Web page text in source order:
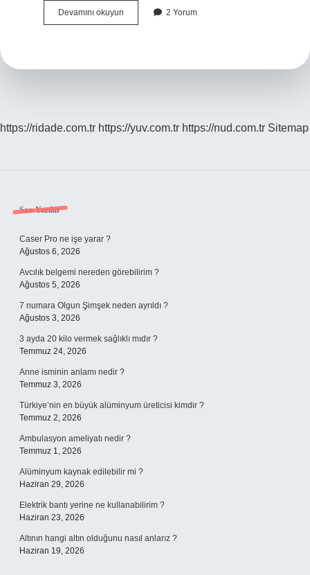
Devamını okuyun
Başı
2 Yorum
https://ridade.com.tr https://yuv.com.tr https://nud.com.tr Sitemap
Sidebar
Son Yazılar
Caser Pro ne işe yarar ?
Ağustos 6, 2026
Avcılık belgemi nereden görebilirim ?
Ağustos 5, 2026
7 numara Olgun Şimşek neden ayrıldı ?
Ağustos 3, 2026
3 ayda 20 kilo vermek sağlıklı mıdır ?
Temmuz 24, 2026
Anne isminin anlamı nedir ?
Temmuz 3, 2026
Türkiye’nin en büyük alüminyum üreticisi kimdir ?
Temmuz 2, 2026
Ambulasyon ameliyatı nedir ?
Temmuz 1, 2026
Alüminyum kaynak edilebilir mi ?
Haziran 29, 2026
Elektrik bantı yerine ne kullanabilirim ?
Haziran 23, 2026
Altının hangi altın olduğunu nasıl anlarız ?
Haziran 19, 2026